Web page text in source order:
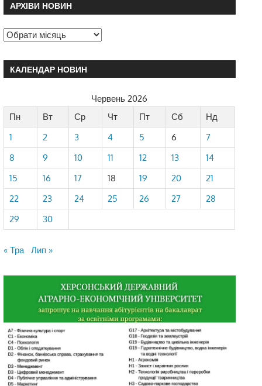
АРХІВИ НОВИН
КАЛЕНДАР НОВИН
Червень 2026
Пн
Вт Ср Чт Пт Сб
Нд
1
2 3 4 5 6
7
8
9 10 11 12 13
14
15
16 17 18 19 20
21
22
23 24 25 26 27
28
29
30
« Тра Лип »